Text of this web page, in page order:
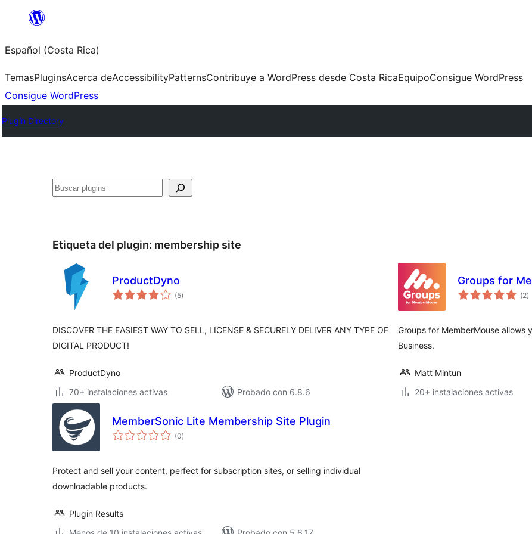
Saltar
contenido
Español (Costa Rica)
TemasPluginsAcerca deAccessibilityPatternsContribuye a WordPress desde Costa RicaEquipoConsigue WordPress
Consigue WordPress
Plugin Directory
Buscar
Etiqueta del plugin: membership site
ProductDyno
(5total
de
)
DISCOVER THE EASIEST WAY TO SELL, LICENSE & SECURELY DELIVER ANY TYPE OF
DIGITAL PRODUCT!
ProductDyno
70+ instalaciones activas
Probado con 6.8.6
Groups for
(2de
)
Groups for MemberMouse allows
Business.
Matt Mintun
20+ instalaciones activas
MemberSonic Lite Membership Site Plugin
(0total
de
)
Protect and sell your content, perfect for subscription sites, or selling individual
downloadable products.
Plugin Results